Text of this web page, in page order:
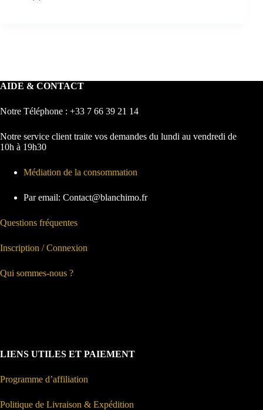
AIDE & CONTACT
Notre Téléphone : +33 7 66 39 21 14
Notre service client traite vos demandes du lundi au vendredi de
10h à 19h30
Médiation de la consommation
Par email: Contact@blanchimo.fr
Questions fréquentes
Inscription / Connexion
Qui sommes-nous ?
LIENS UTILES ET PAIEMENT
Programme d’affiliation
Politique de Livraison & Expédition